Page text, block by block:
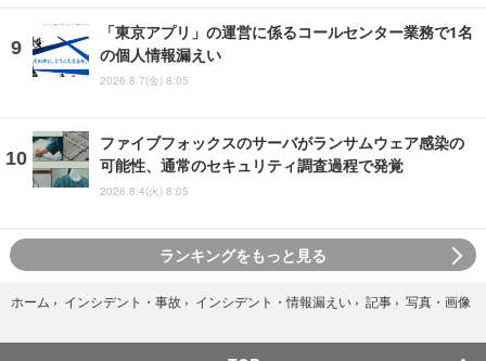
「東京アプリ」の運営に係るコールセンター業務で1名
の個人情報漏えい
2026.8.7(金) 8:05
ファイブフォックスのサーバがランサムウェア感染の
可能性、通常のセキュリティ調査過程で発覚
2026.8.4(火) 8:05
ランキングをもっと見る
ホーム › インシデント・事故 › インシデント・情報漏えい › 記事 › 写真・画像